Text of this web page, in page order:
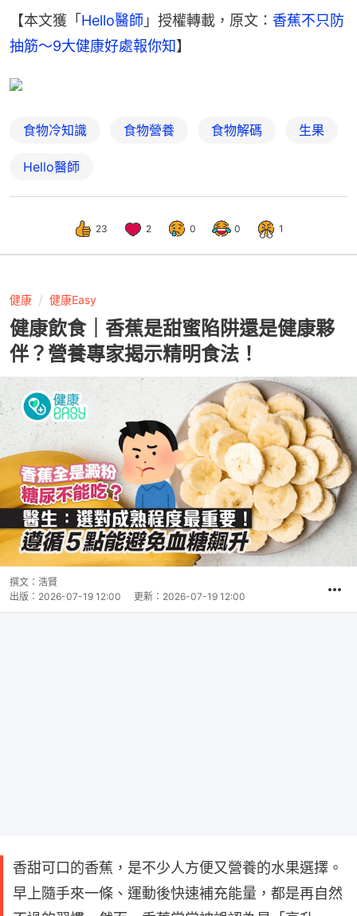
【本文獲「Hello醫師 」授權轉載，原文： 香蕉不只防
抽筋～9大健康好處報你知】
食物冷知識 食物營養 食物解碼 生果
Hello醫師
23 2 0 0 1
健康 健康Easy
健康飲食｜香蕉是甜蜜陷阱還是健康夥
伴？營養專家揭示精明食法！
撰文： 浩賢
出版： 2026-07-19 12:00 更新： 2026-07-19 12:00
香甜可口的香蕉，是不少人方便又營養的水果選擇。
早上隨手來一條、運動後快速補充能量，都是再自然